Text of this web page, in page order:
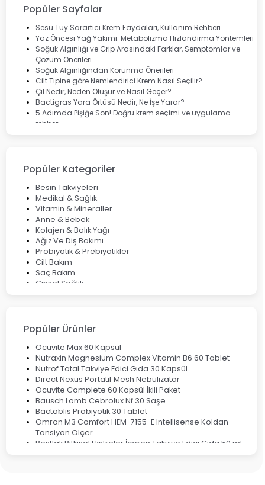
Lansinoh
Cebrolux
Dermoskin
Marvis
Rcfarma
Popüler Sayfalar
Sesu Tüy Sarartıcı Krem Faydaları, Kullanım Rehberi
Yaz Öncesi Yağ Yakımı: Metabolizma Hızlandırma Yöntemleri
Soğuk Algınlığı ve Grip Arasındaki Farklar, Semptomlar ve
Çözüm Önerileri
Soğuk Algınlığından Korunma Önerileri
Cilt Tipine göre Nemlendirici Krem Nasıl Seçilir?
Çil Nedir, Neden Oluşur ve Nasıl Geçer?
Bactigras Yara Örtüsü Nedir, Ne İşe Yarar?
5 Adımda Pişiğe Son! Doğru krem seçimi ve uygulama
rehberi
Çözüm Yolları
Bocavirüs Enfeksiyonu Hakkında Bilmeniz Gerekenler
Deep Flex Topraklama Matı Nedir? Detaylı Rehber
Mumiyo Nedir? Faydaları ve Kullanım Alanları Nelerdir?
Popüler Kategoriler
Besin Takviyeleri
Medikal & Sağlık
Vitamin & Mineraller
Anne & Bebek
Kolajen & Balık Yağı
Ağız Ve Diş Bakımı
Probiyotik & Prebiyotikler
Cilt Bakım
Saç Bakım
Cinsel Sağlık
Popüler Ürünler
Ocuvite Max 60 Kapsül
Nutraxin Magnesium Complex Vitamin B6 60 Tablet
Nutrof Total Takviye Edici Gıda 30 Kapsül
Direct Nexus Portatif Mesh Nebulizatör
Ocuvite Complete 60 Kapsül İkili Paket
Bausch Lomb Cebrolux Nf 30 Saşe
Bactoblis Probiyotik 30 Tablet
Omron M3 Comfort HEM-7155-E Intellisense Koldan
Tansiyon Ölçer
Bestlak Bitkisel Ekstreler İçeren Takviye Edici Gıda 50 ml